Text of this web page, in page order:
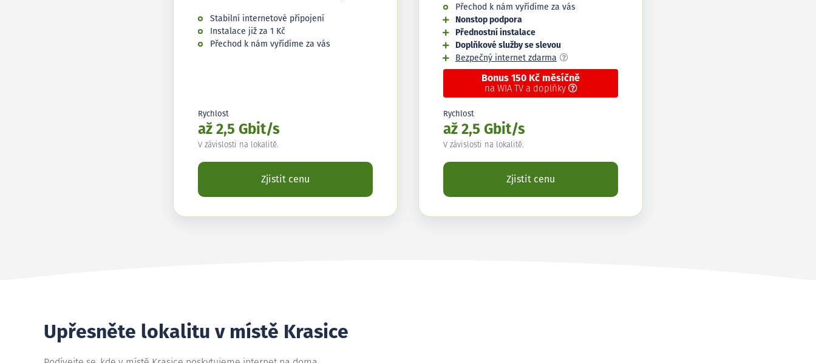
Stabilní internetové připojení
Instalace již za 1 Kč
Přechod k nám vyřídíme za vás
Rychlost
až 2,5 Gbit/s
V závislosti na lokalitě.
Zjistit cenu
Přechod k nám vyřídíme za vás
Nonstop podpora
Přednostní instalace
Doplňkové služby se slevou
Bezpečný internet zdarma
Bonus 150 Kč měsíčně
na WIA TV a doplňky
Rychlost
až 2,5 Gbit/s
V závislosti na lokalitě.
Zjistit cenu
Upřesněte lokalitu v místě Krasice